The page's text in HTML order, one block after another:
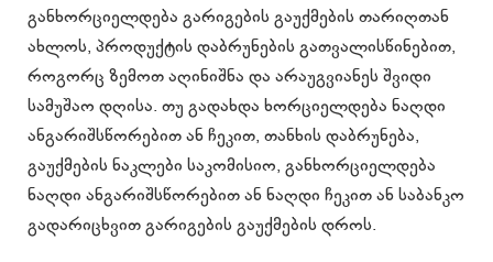
განხორციელდება გარიგების გაუქმების თარიღთან
ახლოს, პროდუქტის დაბრუნების გათვალისწინებით,
როგორც ზემოთ აღინიშნა და არაუგვიანეს შვიდი
სამუშაო დღისა. თუ გადახდა ხორციელდება ნაღდი
ანგარიშსწორებით ან ჩეკით, თანხის დაბრუნება,
გაუქმების ნაკლები საკომისიო, განხორციელდება
ნაღდი ანგარიშსწორებით ან ნაღდი ჩეკით ან საბანკო
გადარიცხვით გარიგების გაუქმების დროს.